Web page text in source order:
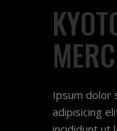
Ipsum dolor
adipisicing